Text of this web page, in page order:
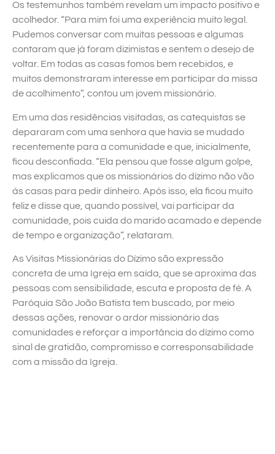
Os testemunhos também revelam um impacto positivo e
acolhedor. “Para mim foi uma experiência muito legal.
Pudemos conversar com muitas pessoas e algumas
contaram que já foram dizimistas e sentem o desejo de
voltar. Em todas as casas fomos bem recebidos, e
muitos demonstraram interesse em participar da missa
de acolhimento”, contou um jovem missionário.
Em uma das residências visitadas, as catequistas se
depararam com uma senhora que havia se mudado
recentemente para a comunidade e que, inicialmente,
ficou desconfiada. “Ela pensou que fosse algum golpe,
mas explicamos que os missionários do dízimo não vão
às casas para pedir dinheiro. Após isso, ela ficou muito
feliz e disse que, quando possível, vai participar da
comunidade, pois cuida do marido acamado e depende
de tempo e organização”, relataram.
As Visitas Missionárias do Dízimo são expressão
concreta de uma Igreja em saída, que se aproxima das
pessoas com sensibilidade, escuta e proposta de fé. A
Paróquia São João Batista tem buscado, por meio
dessas ações, renovar o ardor missionário das
comunidades e reforçar a importância do dízimo como
sinal de gratidão, compromisso e corresponsabilidade
com a missão da Igreja.